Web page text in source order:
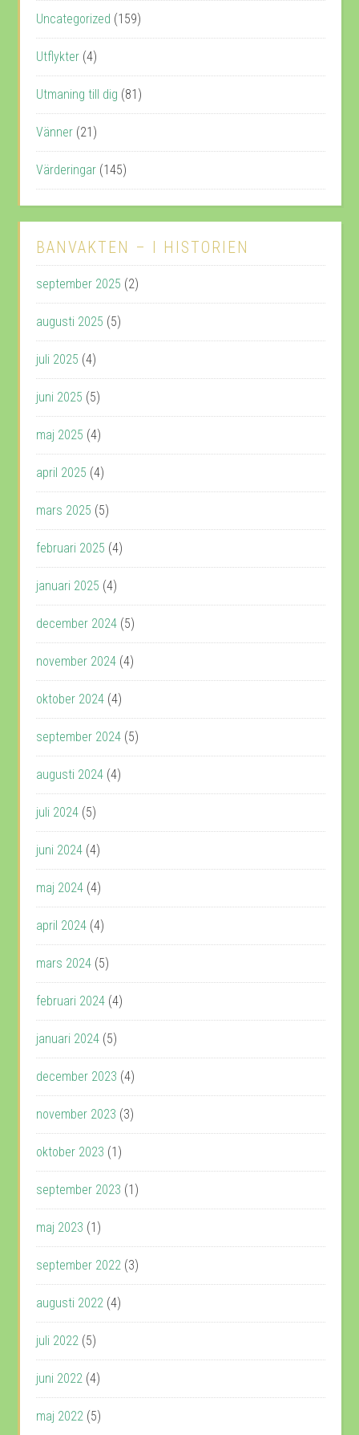
Uncategorized (159)
Utflykter (4)
Utmaning till dig (81)
Vänner (21)
Värderingar (145)
BANVAKTEN – I HISTORIEN
september 2025 (2)
augusti 2025 (5)
juli 2025 (4)
juni 2025 (5)
maj 2025 (4)
april 2025 (4)
mars 2025 (5)
februari 2025 (4)
januari 2025 (4)
december 2024 (5)
november 2024 (4)
oktober 2024 (4)
september 2024 (5)
augusti 2024 (4)
juli 2024 (5)
juni 2024 (4)
maj 2024 (4)
april 2024 (4)
mars 2024 (5)
februari 2024 (4)
januari 2024 (5)
december 2023 (4)
november 2023 (3)
oktober 2023 (1)
september 2023 (1)
maj 2023 (1)
september 2022 (3)
augusti 2022 (4)
juli 2022 (5)
juni 2022 (4)
maj 2022 (5)